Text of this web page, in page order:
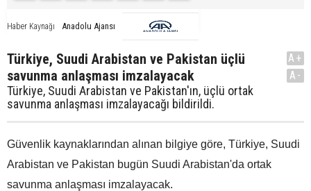
Haber Kaynağı Anadolu Ajansı
Türkiye, Suudi Arabistan ve Pakistan üçlü
savunma anlaşması imzalayacak
Türkiye, Suudi Arabistan ve Pakistan'ın, üçlü ortak
savunma anlaşması imzalayacağı bildirildi.
A+
A-
Güvenlik kaynaklarından alınan bilgiye göre, Türkiye, Suudi
Arabistan ve Pakistan bugün Suudi Arabistan'da ortak
savunma anlaşması imzalayacak.